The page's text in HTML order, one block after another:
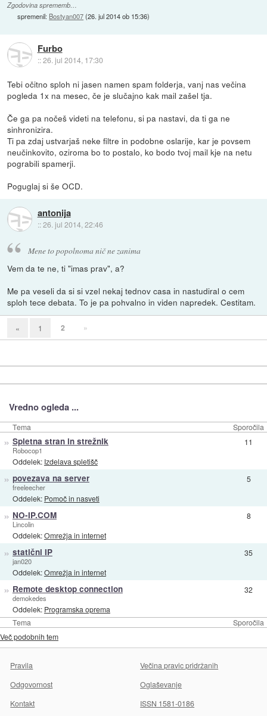
Zgodovina sprememb…
spremenil: Bostyan007(26. jul 2014 ob 15:36)
Furbo
::26. jul 2014, 17:30
Tebi očitno sploh ni jasen namen spam folderja, vanj nas večina
pogleda 1x na mesec, če je slučajno kak mail zašel tja.
Če ga pa nočeš videti na telefonu, si pa nastavi, da ti ga ne
sinhronizira.
Ti pa zdaj ustvarjaš neke filtre in podobne oslarije, kar je povsem
neučinkovito, oziroma bo to postalo, ko bodo tvoj mail kje na netu
pograbili spamerji.
Poguglaj si še OCD.
antonija
::26. jul 2014, 22:46
Mene to popolnoma nič ne zanima
Vem da te ne, ti "imas prav", a?
Me pa veseli da si si vzel nekaj tednov casa in nastudiral o cem
sploh tece debata. To je pa pohvalno in viden napredek. Cestitam.
« 1 2 »
Vredno ogleda ...
Tema Sporočila
Tema Sporočila
» Spletna stran in strežnik
Robocop1
Oddelek: Izdelava spletišč
11
» povezava na server
freeleecher
Oddelek: Pomoč in nasveti
5
» NO-IP.COM
Lincolin
Oddelek:Omrežja in internet
8
» statični IP
jan020
Oddelek:Omrežja in internet
35
» Remote desktop connection
demokedes
Oddelek: Programska oprema
32
Več podobnih tem
Pravila
Večina pravic pridržanih
Odgovornost
Oglaševanje
Kontakt
ISSN 1581-0186